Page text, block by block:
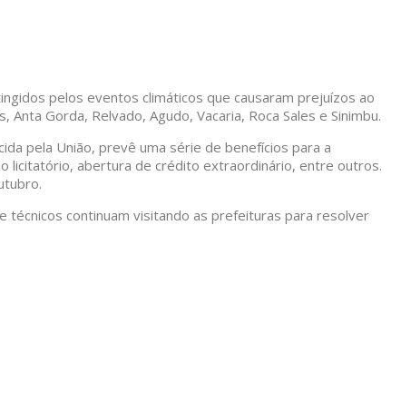
pelos eventos climáticos que causaram prejuízos ao
Gorda, Relvado, Agudo, Vacaria, Roca Sales e Sinimbu.
pela União, prevê uma série de benefícios para a
licitatório, abertura de crédito extraordinário, entre outros.
técnicos continuam visitando as prefeituras para resolver